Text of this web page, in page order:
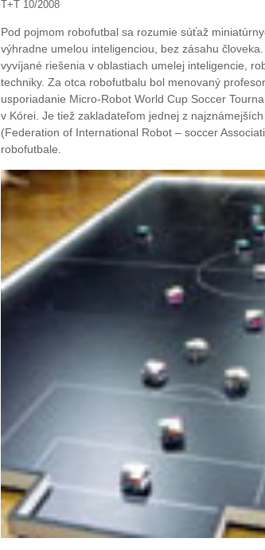
T+T 10/2008
Pod pojmom robofutbal sa rozumie súťaž
výhradne umelou inteligenciou, bez zásahu
vyvíjané riešenia v oblastiach umelej inteligencie,
techniky. Za otca robofutbalu bol menovaný
usporiadanie Micro-Robot World Cup Soccer
v Kórei. Je tiež zakladateľom jednej z
(Federation of International Robot – soccer
robofutbale.